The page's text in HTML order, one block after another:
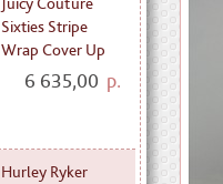
Sixties Stripe
Wrap Cover Up
6 635,00 р.
Hurley Ryker